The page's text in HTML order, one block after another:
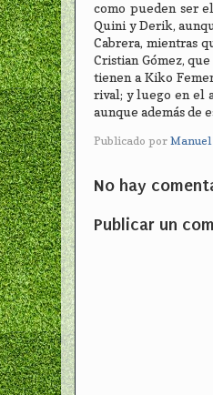
como pueden ser
Quini y Derik,
Cabrera, mientras
Cristian Gómez,
tienen a Kiko
rival; y luego en el
aunque además de
Publicado por Manuel
No hay
Publicar un